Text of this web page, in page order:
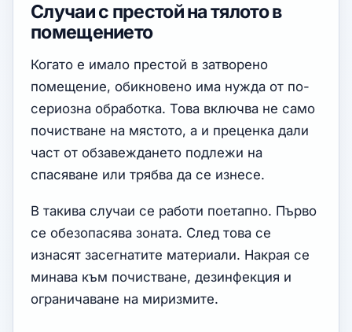
Случаи с престой на тялото в
помещението
Когато е имало престой в затворено
помещение, обикновено има нужда от по-
сериозна обработка. Това включва не само
почистване на мястото, а и преценка дали
част от обзавеждането подлежи на
спасяване или трябва да се изнесе.
В такива случаи се работи поетапно. Първо
се обезопасява зоната. След това се
изнасят засегнатите материали. Накрая се
минава към почистване, дезинфекция и
ограничаване на миризмите.